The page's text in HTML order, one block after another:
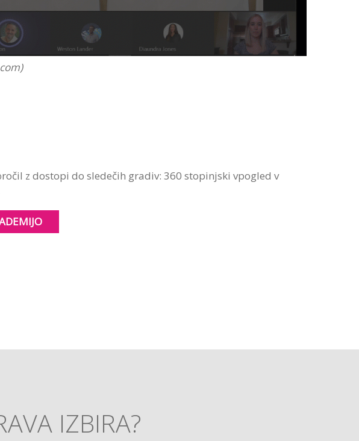
z dostopi do sledečih gradiv: 360 stopinjski vpogled v
IZBIRA?